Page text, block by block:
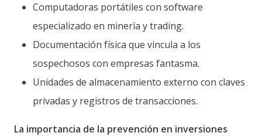
Computadoras portátiles con software
especializado en minería y trading.
Documentación física que vincula a los
sospechosos con empresas fantasma.
Unidades de almacenamiento externo con claves
privadas y registros de transacciones.
La importancia de la prevención en inversiones